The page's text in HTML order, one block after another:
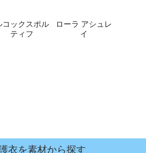
コックスポル
ティフ
ローラ アシュレ
イ
衣を素材から探す